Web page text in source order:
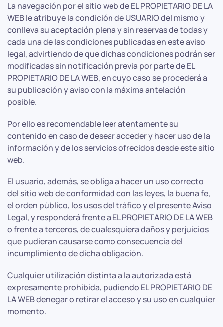
La navegación por el sitio web de EL PROPIETARIO DE LA
WEB le atribuye la condición de USUARIO del mismo y
conlleva su aceptación plena y sin reservas de todas y
cada una de las condiciones publicadas en este aviso
legal, advirtiendo de que dichas condiciones podrán ser
modificadas sin notificación previa por parte de EL
PROPIETARIO DE LA WEB, en cuyo caso se procederá a
su publicación y aviso con la máxima antelación
posible.
Por ello es recomendable leer atentamente su
contenido en caso de desear acceder y hacer uso de la
información y de los servicios ofrecidos desde este sitio
web.
El usuario, además, se obliga a hacer un uso correcto
del sitio web de conformidad con las leyes, la buena fe,
el orden público, los usos del tráfico y el presente Aviso
Legal, y responderá frente a EL PROPIETARIO DE LA WEB
o frente a terceros, de cualesquiera daños y perjuicios
que pudieran causarse como consecuencia del
incumplimiento de dicha obligación.
Cualquier utilización distinta a la autorizada está
expresamente prohibida, pudiendo EL PROPIETARIO DE
LA WEB denegar o retirar el acceso y su uso en cualquier
momento.